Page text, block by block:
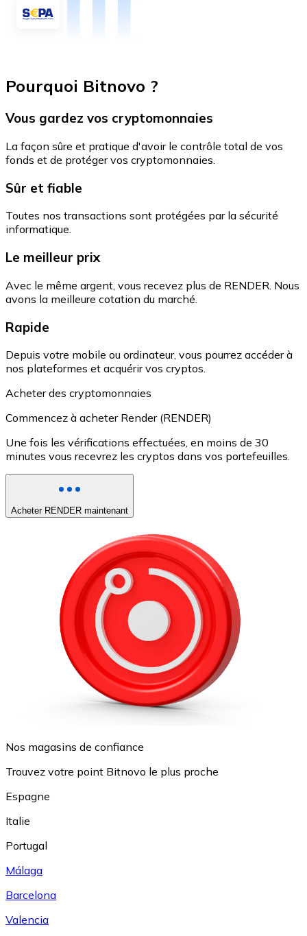
Pourquoi Bitnovo ?
Vous gardez vos cryptomonnaies
La façon sûre et pratique d'avoir le contrôle total de vos
fonds et de protéger vos cryptomonnaies.
Sûr et fiable
Toutes nos transactions sont protégées par la sécurité
informatique.
Le meilleur prix
Avec le même argent, vous recevez plus de RENDER. Nous
avons la meilleure cotation du marché.
Rapide
Depuis votre mobile ou ordinateur, vous pourrez accéder à
nos plateformes et acquérir vos cryptos.
Acheter des cryptomonnaies
Commencez à acheter Render (RENDER)
Une fois les vérifications effectuées, en moins de 30
minutes vous recevrez les cryptos dans vos portefeuilles.
Acheter RENDER maintenant
Nos magasins de confiance
Trouvez votre point Bitnovo le plus proche
Espagne
Italie
Portugal
Málaga
Barcelona
Valencia